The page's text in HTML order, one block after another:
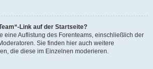
Link auf der Startseite?
eine Auflistung des Forenteams, einschließlich der
Sie finden hier auch weitere
die diese im Einzelnen moderieren.